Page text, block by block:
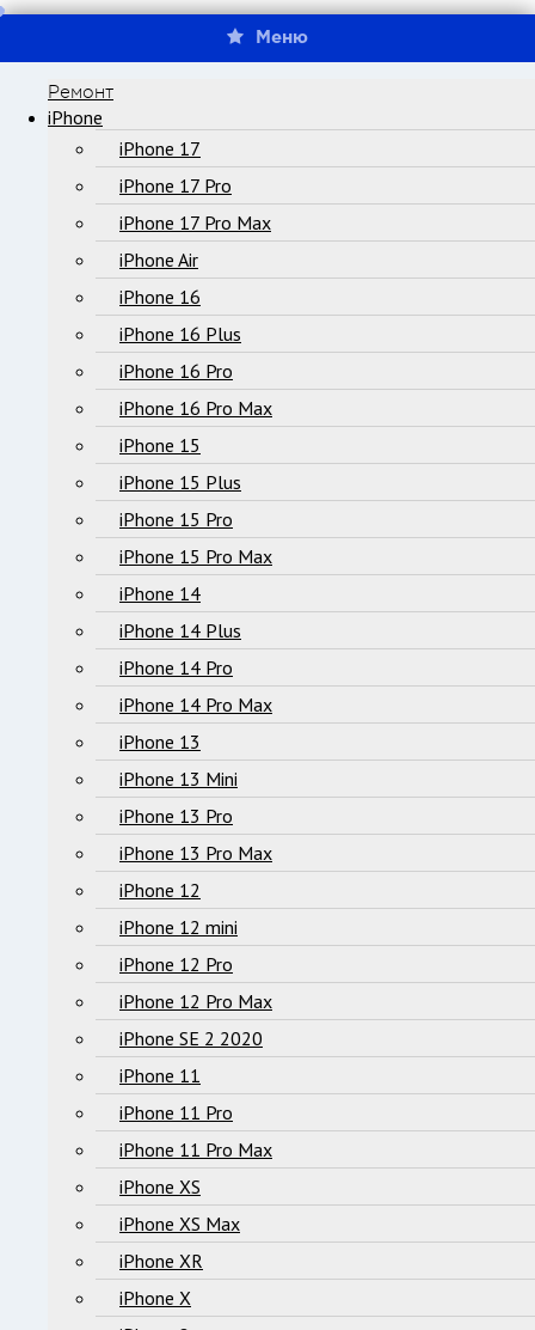
Меню
Ремонт
iPhone
iPhone 17
iPhone 17 Pro
iPhone 17 Pro Max
iPhone Air
iPhone 16
iPhone 16 Plus
iPhone 16 Pro
iPhone 16 Pro Max
iPhone 15
iPhone 15 Plus
iPhone 15 Pro
iPhone 15 Pro Max
iPhone 14
iPhone 14 Plus
iPhone 14 Pro
iPhone 14 Pro Max
iPhone 13
iPhone 13 Mini
iPhone 13 Pro
iPhone 13 Pro Max
iPhone 12
iPhone 12 mini
iPhone 12 Pro
iPhone 12 Pro Max
iPhone SE 2 2020
iPhone 11
iPhone 11 Pro
iPhone 11 Pro Max
iPhone XS
iPhone XS Max
iPhone XR
iPhone X